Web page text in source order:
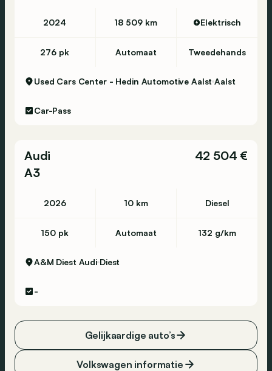
2024 18 509 km Elektrisch
276 pk Automaat Tweedehands
Used Cars Center - Hedin Automotive Aalst Aalst
Car-Pass
Audi
A3
42 504 €
2026 10 km Diesel
150 pk Automaat 132 g/km
A&M Diest Audi Diest
-
Volkswagen informatie
Gelijkaardige auto’s